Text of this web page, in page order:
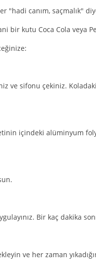
"hadi canım, saçmalık"
bir kutu Coca Cola veya
ve sifonu çekiniz.
içindeki alüminyum
Bir kaç dakika
ve her zaman